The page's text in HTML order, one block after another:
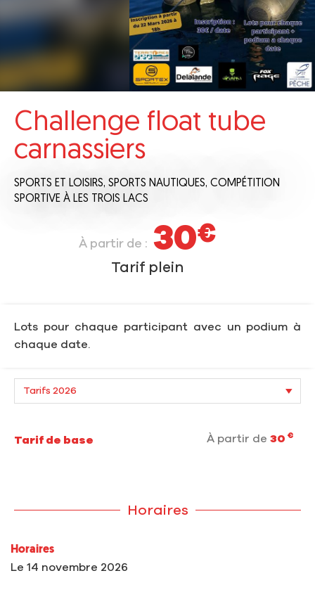
Challenge float tube
carnassiers
SPORTS ET LOISIRS, SPORTS NAUTIQUES, COMPÉTITION
SPORTIVE À LES TROIS LACS
À partir de : 30€
Tarif plein
Lots pour chaque participant avec un podium à
chaque date.
Tarif de base À partir de 30 €
Horaires
Horaires
Le 14 novembre 2026